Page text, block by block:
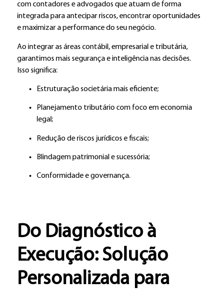
com contadores e advogados que atuam de forma
integrada para antecipar riscos, encontrar oportunidades
e maximizar a performance do seu negócio.
Ao integrar as áreas contábil, empresarial e tributária,
garantimos mais segurança e inteligência nas decisões.
Isso significa:
Estruturação societária mais eficiente;
Planejamento tributário com foco em economia
legal;
Redução de riscos jurídicos e fiscais;
Blindagem patrimonial e sucessória;
Conformidade e governança.
Do Diagnóstico à
Execução: Solução
Personalizada para